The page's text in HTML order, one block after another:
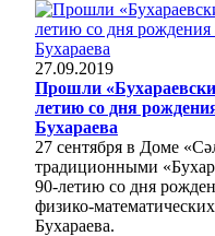
27.09.2019
Прошли
летию со дня
Бухараева
27 сентября в Доме
традиционными
90-летию со дня
физико-
Бухараева.